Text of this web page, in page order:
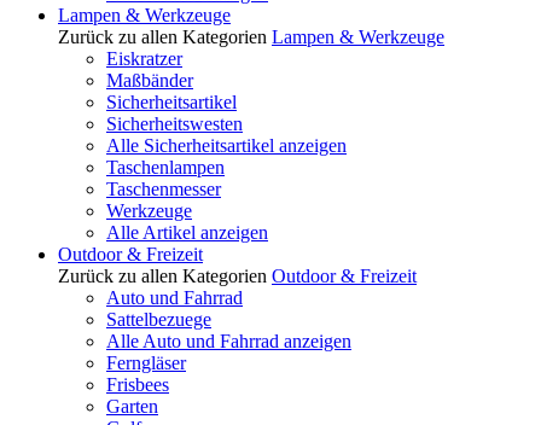
Lampen & Werkzeuge
Zurück zu allen Kategorien Lampen & Werkzeuge
Eiskratzer
Maßbänder
Sicherheitsartikel
Sicherheitswesten
Alle Sicherheitsartikel anzeigen
Taschenlampen
Taschenmesser
Werkzeuge
Alle Artikel anzeigen
Outdoor & Freizeit
Zurück zu allen Kategorien Outdoor & Freizeit
Auto und Fahrrad
Sattelbezuege
Alle Auto und Fahrrad anzeigen
Ferngläser
Frisbees
Garten